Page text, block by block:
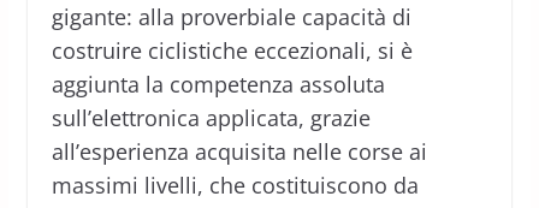
gigante: alla proverbiale capacità di
costruire ciclistiche eccezionali, si è
aggiunta la competenza assoluta
sull’elettronica applicata, grazie
all’esperienza acquisita nelle corse ai
massimi livelli, che costituiscono da